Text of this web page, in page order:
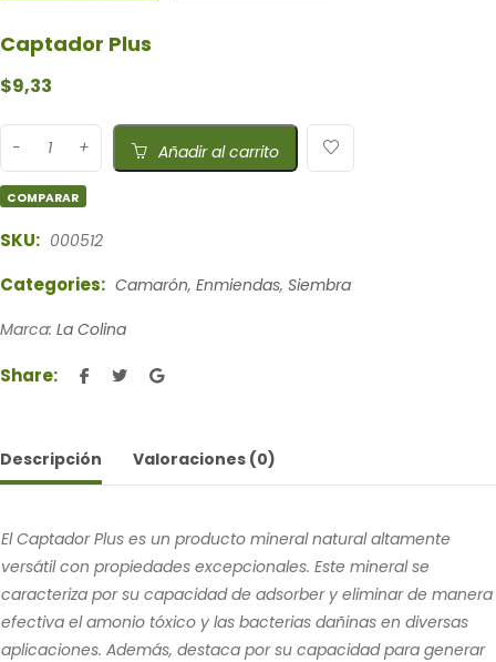
Captador Plus
$9,33
Añadir al carrito
COMPARAR
SKU: 000512
Categories: Camarón, Enmiendas, Siembra
Marca: La Colina
Share:
Descripción Valoraciones (0)
El Captador Plus es un producto mineral natural altamente
versátil con propiedades excepcionales. Este mineral se
caracteriza por su capacidad de adsorber y eliminar de manera
efectiva el amonio tóxico y las bacterias dañinas en diversas
aplicaciones. Además, destaca por su capacidad para generar